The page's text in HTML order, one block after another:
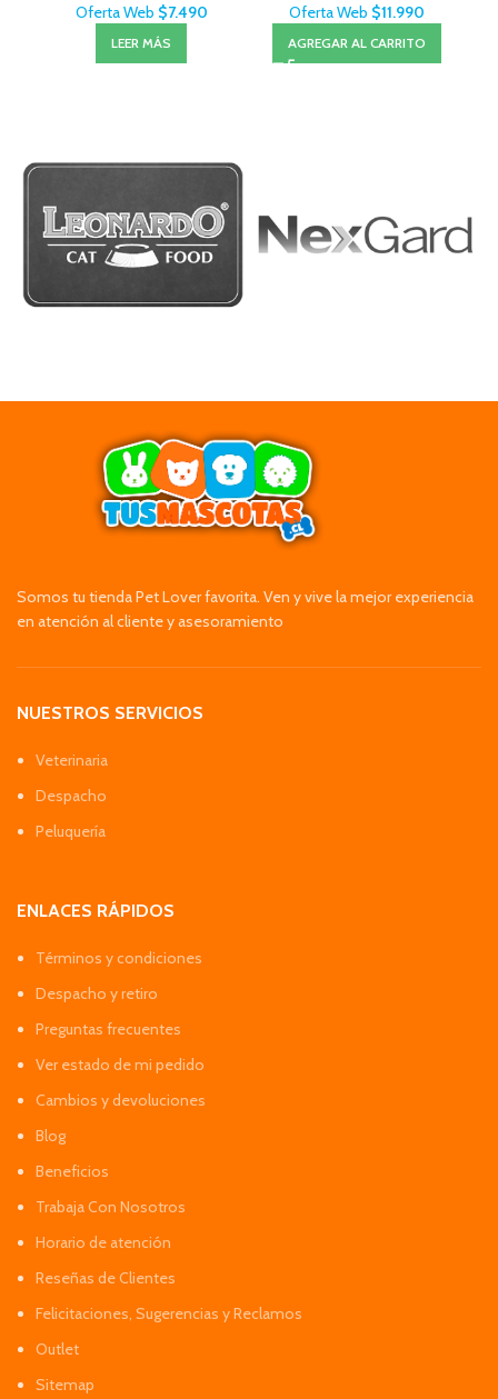
Oferta Web $7.490
LEER MÁS
Oferta Web $11.990
AGREGAR AL CARRITO
Somos tu tienda Pet Lover favorita. Ven y vive la mejor experiencia
en atención al cliente y asesoramiento
NUESTROS SERVICIOS
Veterinaria
Despacho
Peluquería
ENLACES RÁPIDOS
Términos y condiciones
Despacho y retiro
Preguntas frecuentes
Ver estado de mi pedido
Cambios y devoluciones
Blog
Beneficios
Trabaja Con Nosotros
Horario de atención
Reseñas de Clientes
Felicitaciones, Sugerencias y Reclamos
Outlet
Sitemap